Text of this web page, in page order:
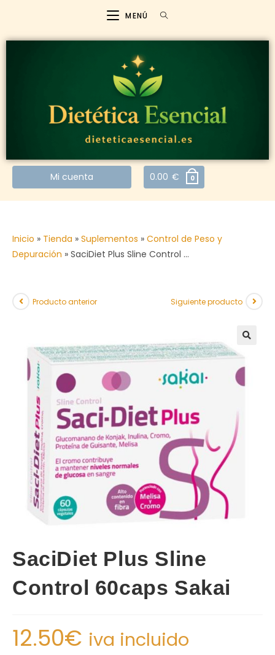
MENÚ
Mi cuenta 0.00 € 0
Inicio » Tienda » Suplementos » Control de Peso y
Depuración » SaciDiet Plus Sline Control …
Producto anterior Siguiente producto
SaciDiet Plus Sline
Control 60caps Sakai
12.50€ iva incluido